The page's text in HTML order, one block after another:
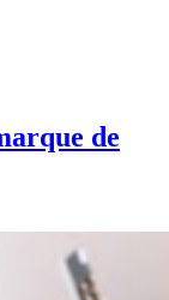
de